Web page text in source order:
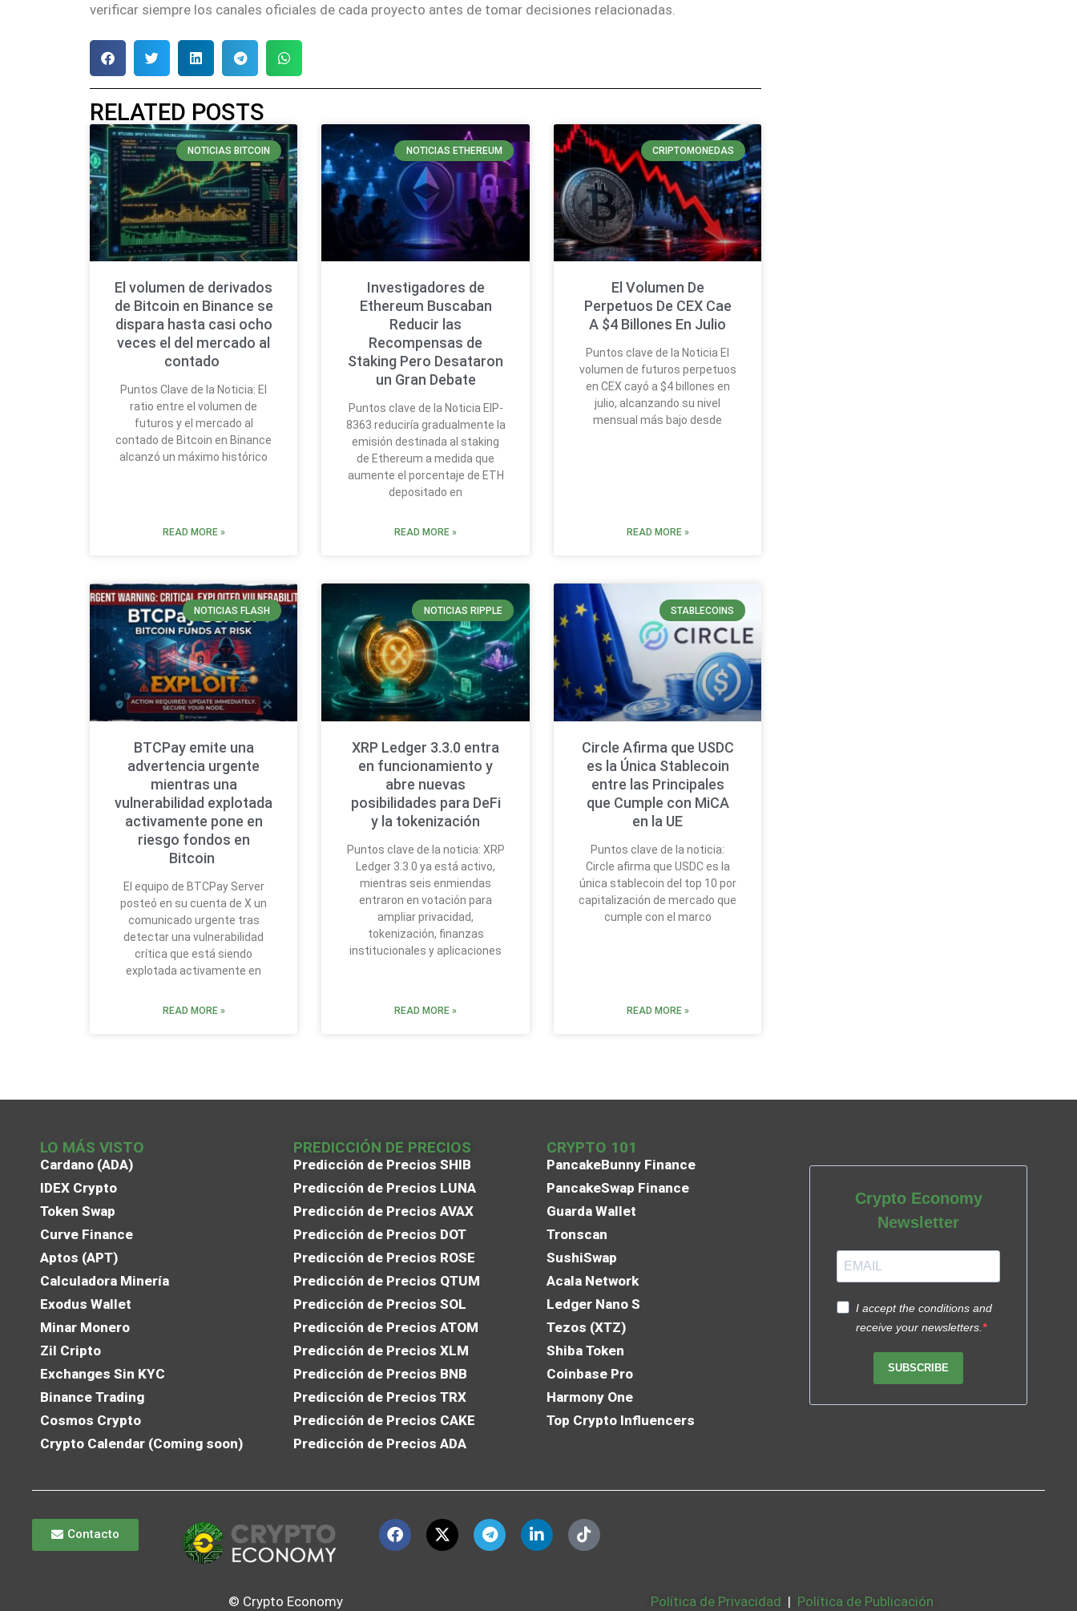
verificar siempre los canales oficiales de cada proyecto antes de tomar decisiones relacionadas.
RELATED POSTS
NOTICIAS BITCOIN
El volumen de derivados
de Bitcoin en Binance se
dispara hasta casi ocho
veces el del mercado al
contado
Puntos Clave de la Noticia: El
ratio entre el volumen de
futuros y el mercado al
contado de Bitcoin en Binance
alcanzó un máximo histórico
READ MORE »
NOTICIAS ETHEREUM
Investigadores de
Ethereum Buscaban
Reducir las
Recompensas de
Staking Pero Desataron
un Gran Debate
Puntos clave de la Noticia EIP-
8363 reduciría gradualmente la
emisión destinada al staking
de Ethereum a medida que
aumente el porcentaje de ETH
depositado en
READ MORE »
CRIPTOMONEDAS
El Volumen De
Perpetuos De CEX Cae
A $4 Billones En Julio
Puntos clave de la Noticia El
volumen de futuros perpetuos
en CEX cayó a $4 billones en
julio, alcanzando su nivel
mensual más bajo desde
READ MORE »
NOTICIAS FLASH
BTCPay emite una
advertencia urgente
mientras una
vulnerabilidad explotada
activamente pone en
riesgo fondos en
Bitcoin
El equipo de BTCPay Server
posteó en su cuenta de X un
comunicado urgente tras
detectar una vulnerabilidad
crítica que está siendo
explotada activamente en
READ MORE »
NOTICIAS RIPPLE
XRP Ledger 3.3.0 entra
en funcionamiento y
abre nuevas
posibilidades para DeFi
y la tokenización
Puntos clave de la noticia: XRP
Ledger 3.3.0 ya está activo,
mientras seis enmiendas
entraron en votación para
ampliar privacidad,
tokenización, finanzas
institucionales y aplicaciones
READ MORE »
STABLECOINS
Circle Afirma que USDC
es la Única Stablecoin
entre las Principales
que Cumple con MiCA
en la UE
Puntos clave de la noticia:
Circle afirma que USDC es la
única stablecoin del top 10 por
capitalización de mercado que
cumple con el marco
READ MORE »
LO MÁS VISTO
Cardano (ADA)
IDEX Crypto
Token Swap
Curve Finance
Aptos (APT)
Calculadora Minería
Exodus Wallet
Minar Monero
Zil Cripto
Exchanges Sin KYC
Binance Trading
Cosmos Crypto
Crypto Calendar (Coming soon)
PREDICCIÓN DE PRECIOS
Predicción de Precios SHIB
Predicción de Precios LUNA
Predicción de Precios AVAX
Predicción de Precios DOT
Predicción de Precios ROSE
Predicción de Precios QTUM
Predicción de Precios SOL
Predicción de Precios ATOM
Predicción de Precios XLM
Predicción de Precios BNB
Predicción de Precios TRX
Predicción de Precios CAKE
Predicción de Precios ADA
CRYPTO 101
PancakeBunny Finance
PancakeSwap Finance
Guarda Wallet
Tronscan
SushiSwap
Acala Network
Ledger Nano S
Tezos (XTZ)
Shiba Token
Coinbase Pro
Harmony One
Top Crypto Influencers
Crypto Economy
Newsletter
I accept the conditions and
receive your newsletters.
SUBSCRIBE
Contacto
© Crypto Economy Política de Privacidad | Política de Publicación